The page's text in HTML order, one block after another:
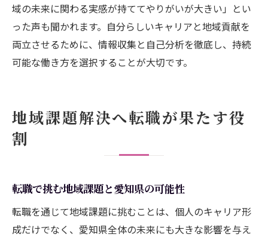
域の未来に関わる実感が持ててやりがいが大きい」とい
った声も聞かれます。自分らしいキャリアと地域貢献を
両立させるために、情報収集と自己分析を徹底し、持続
可能な働き方を選択することが大切です。
地域課題解決へ転職が果たす役
割
転職で挑む地域課題と愛知県の可能性
転職を通じて地域課題に挑むことは、個人のキャリア形
成だけでなく、愛知県全体の未来にも大きな影響を与え